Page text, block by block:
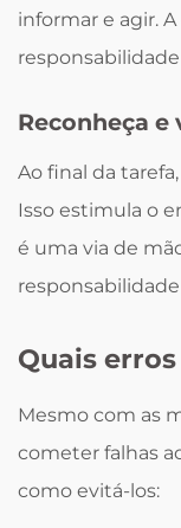
informar e agir.
Reconheça
Ao final da
Isso estimula o
é uma via de
Quais
Mesmo com as
cometer falhas
como evitá-los: